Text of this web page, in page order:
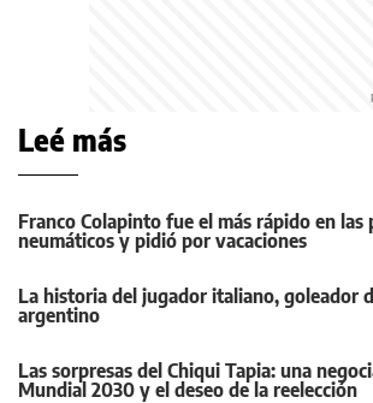
Leé más
Franco Colapinto fue el más rápido en las
neumáticos y pidió por vacaciones
La historia del jugador italiano, goleador
argentino
Las sorpresas del Chiqui Tapia: una
Mundial 2030 y el deseo de la reelección